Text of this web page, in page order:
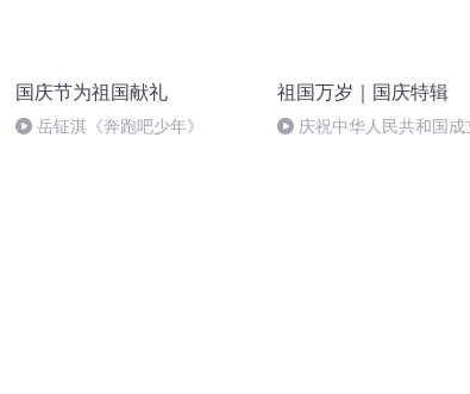
国庆节为祖国献礼
岳钲淇《奔跑吧少年》
祖国万岁｜国庆特辑
庆祝中华人民共和国成